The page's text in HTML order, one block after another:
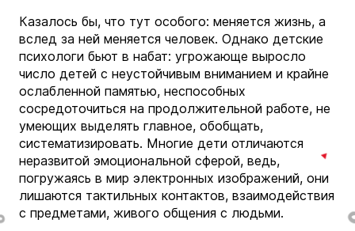
Казалось бы, что тут особого: меняется жизнь, а
вслед за ней меняется человек. Однако детские
психологи бьют в набат: угрожающе выросло
число детей с неустойчивым вниманием и крайне
ослабленной памятью, неспособных
сосредоточиться на продолжительной работе, не
умеющих выделять главное, обобщать,
систематизировать. Многие дети отличаются
неразвитой эмоциональной сферой, ведь,
погружаясь в мир электронных изображений, они
лишаются тактильных контактов, взаимодействия
с предметами, живого общения с людьми.